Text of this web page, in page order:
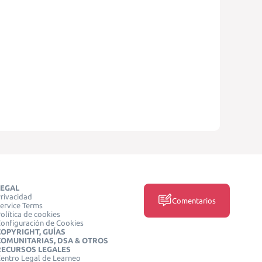
Terms
de cookies
de Cookies
GUÍAS
DSA & OTROS
LEGALES
Legal de Learneo
Comentarios